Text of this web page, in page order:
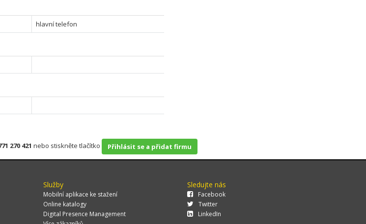
hlavní telefon
270 421 nebo stiskněte tlačítko Přihlásit se a přidat firmu
Služby
Mobilní aplikace ke stažení
Online katalogy
Digital Presence Management
Sledujte nás
Facebook
Twitter
LinkedIn